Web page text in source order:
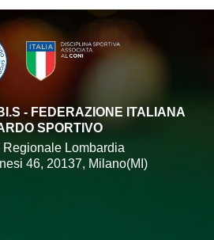
- FEDERAZIONE ITALIANA
SPORTIVO
Regionale Lombardia
46, 20137, Milano(MI)